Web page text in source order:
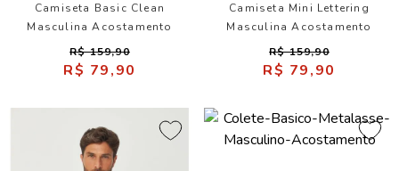
Camiseta Basic Clean
Masculina Acostamento
R$ 159,90
R$ 79,90
Camiseta Mini Lettering
Masculina Acostamento
R$ 159,90
R$ 79,90